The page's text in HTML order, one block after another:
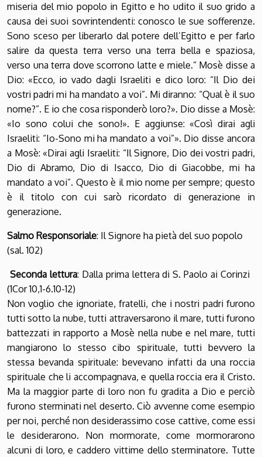
miseria del mio popolo in Egitto e ho udito il suo grido a
causa dei suoi sovrintendenti: conosco le sue sofferenze.
Sono sceso per liberarlo dal potere dell’Egitto e per farlo
salire da questa terra verso una terra bella e spaziosa,
verso una terra dove scorrono latte e miele.” Mosè disse a
Dio: «Ecco, io vado dagli Israeliti e dico loro: “Il Dio dei
vostri padri mi ha mandato a voi”. Mi diranno: “Qual è il suo
nome?”. E io che cosa risponderò loro?». Dio disse a Mosè:
«Io sono colui che sono!». E aggiunse: «Così dirai agli
Israeliti: “Io-Sono mi ha mandato a voi”». Dio disse ancora
a Mosè: «Dirai agli Israeliti: “Il Signore, Dio dei vostri padri,
Dio di Abramo, Dio di Isacco, Dio di Giacobbe, mi ha
mandato a voi”. Questo è il mio nome per sempre; questo
è il titolo con cui sarò ricordato di generazione in
generazione.
Salmo Responsoriale: Il Signore ha pietà del suo popolo
(sal. 102)
Seconda lettura: Dalla prima lettera di S. Paolo ai Corinzi
(1Cor 10,1-6.10-12)
Non voglio che ignoriate, fratelli, che i nostri padri furono
tutti sotto la nube, tutti attraversarono il mare, tutti furono
battezzati in rapporto a Mosè nella nube e nel mare, tutti
mangiarono lo stesso cibo spirituale, tutti bevvero la
stessa bevanda spirituale: bevevano infatti da una roccia
spirituale che li accompagnava, e quella roccia era il Cristo.
Ma la maggior parte di loro non fu gradita a Dio e perciò
furono sterminati nel deserto. Ciò avvenne come esempio
per noi, perché non desiderassimo cose cattive, come essi
le desiderarono. Non mormorate, come mormorarono
alcuni di loro, e caddero vittime dello sterminatore. Tutte